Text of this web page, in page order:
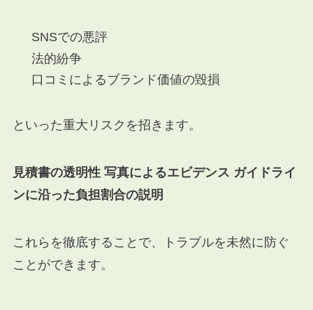
SNSでの悪評
法的紛争
口コミによるブランド価値の毀損
といった重大リスクを招きます。
見積書の透明性 写真によるエビデンス ガイドライ
ンに沿った負担割合の説明
これらを徹底することで、トラブルを未然に防ぐ
ことができます。